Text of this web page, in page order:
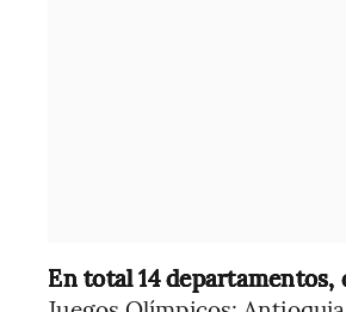
En total 14 departamentos,